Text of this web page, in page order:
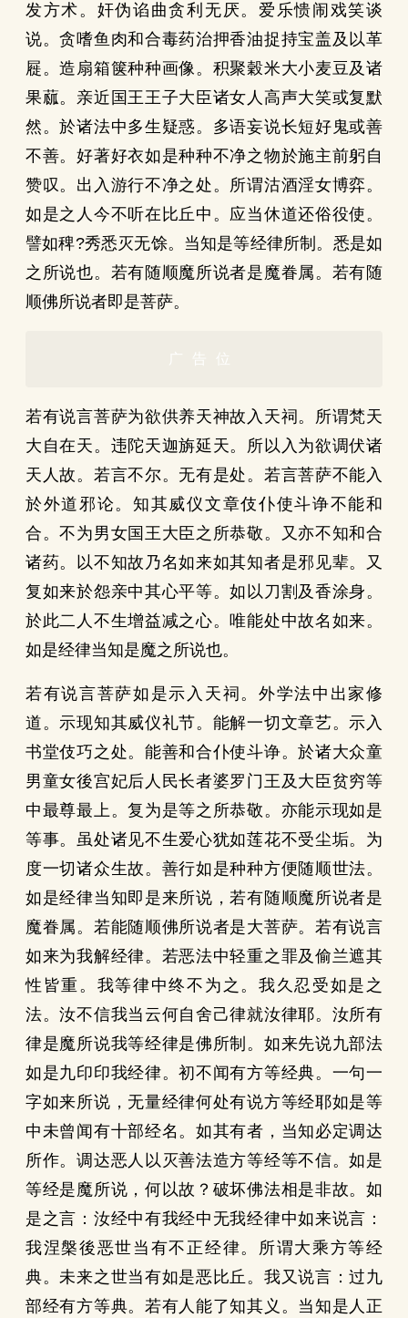
发方术。奸伪谄曲贪利无厌。爱乐愦闹戏笑谈
说。贪嗜鱼肉和合毒药治押香油捉持宝盖及以革
屣。造扇箱箧种种画像。积聚穀米大小麦豆及诸
果蓏。亲近国王王子大臣诸女人高声大笑或复默
然。於诸法中多生疑惑。多语妄说长短好鬼或善
不善。好著好衣如是种种不净之物於施主前躬自
赞叹。出入游行不净之处。所谓沽酒淫女博弈。
如是之人今不听在比丘中。应当休道还俗役使。
譬如稗?秀悉灭无馀。当知是等经律所制。悉是如
之所说也。若有随顺魔所说者是魔眷属。若有随
顺佛所说者即是菩萨。
广告位
若有说言菩萨为欲供养天神故入天祠。所谓梵天
大自在天。违陀天迦旃延天。所以入为欲调伏诸
天人故。若言不尔。无有是处。若言菩萨不能入
於外道邪论。知其威仪文章伎仆使斗诤不能和
合。不为男女国王大臣之所恭敬。又亦不知和合
诸药。以不知故乃名如来如其知者是邪见辈。又
复如来於怨亲中其心平等。如以刀割及香涂身。
於此二人不生增益减之心。唯能处中故名如来。
如是经律当知是魔之所说也。
若有说言菩萨如是示入天祠。外学法中出家修
道。示现知其威仪礼节。能解一切文章艺。示入
书堂伎巧之处。能善和合仆使斗诤。於诸大众童
男童女後宫妃后人民长者婆罗门王及大臣贫穷等
中最尊最上。复为是等之所恭敬。亦能示现如是
等事。虽处诸见不生爱心犹如莲花不受尘垢。为
度一切诸众生故。善行如是种种方便随顺世法。
如是经律当知即是来所说，若有随顺魔所说者是
魔眷属。若能随顺佛所说者是大菩萨。若有说言
如来为我解经律。若恶法中轻重之罪及偷兰遮其
性皆重。我等律中终不为之。我久忍受如是之
法。汝不信我当云何自舍己律就汝律耶。汝所有
律是魔所说我等经律是佛所制。如来先说九部法
如是九印印我经律。初不闻有方等经典。一句一
字如来所说，无量经律何处有说方等经耶如是等
中未曾闻有十部经名。如其有者，当知必定调达
所作。调达恶人以灭善法造方等经等不信。如是
等经是魔所说，何以故？破坏佛法相是非故。如
是之言：汝经中有我经中无我经律中如来说言：
我涅槃後恶世当有不正经律。所谓大乘方等经
典。未来之世当有如是恶比丘。我又说言：过九
部经有方等典。若有人能了知其义。当知是人正